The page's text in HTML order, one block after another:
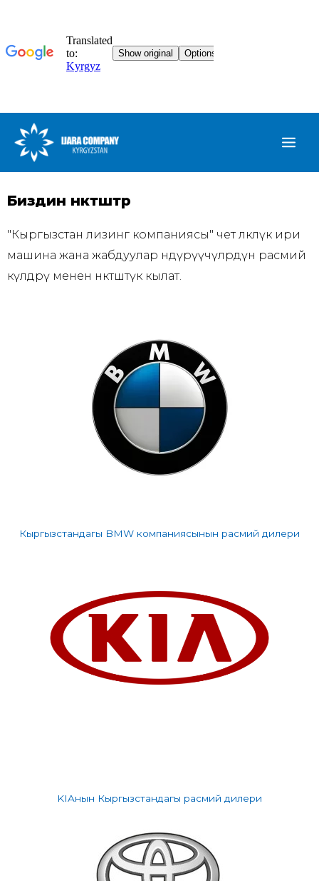
Биздин өнөктөштөр
"Кыргызстан лизинг компаниясы" чет өлкөлүк ири
машина жана жабдуулар өндүрүүчүлөрдүн расмий
өкүлдөрү менен өнөктөштүк кылат.
Кыргызстандагы BMW компаниясынын расмий дилери
KIAнын Кыргызстандагы расмий дилери